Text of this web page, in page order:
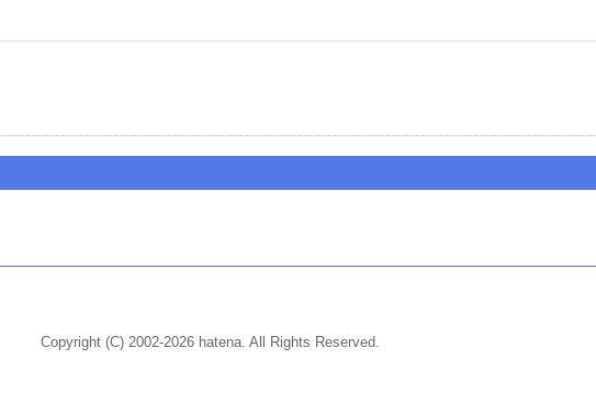
Copyright (C) 2002-2026 hatena. All Rights Reserved.